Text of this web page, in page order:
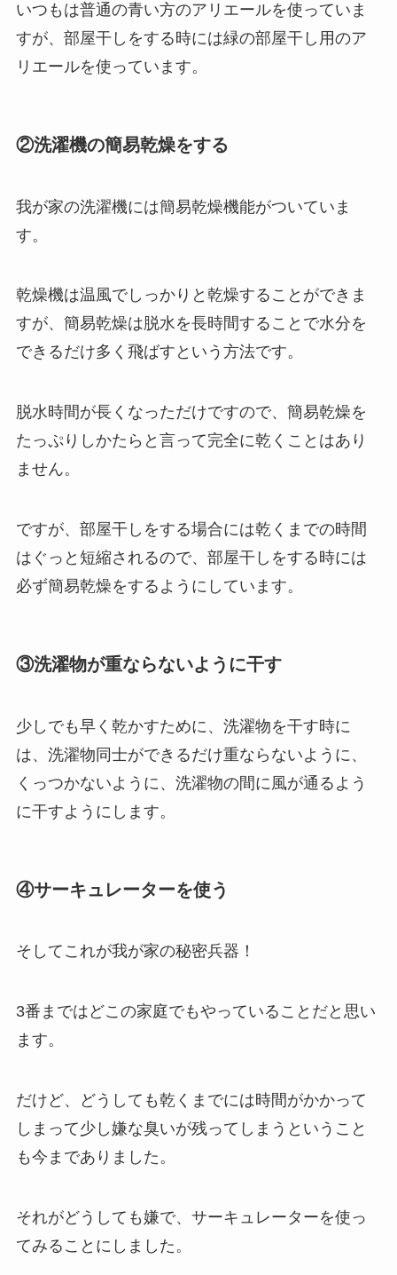
いつもは普通の青い方のアリエールを使っていま
すが、部屋干しをする時には緑の部屋干し用のア
リエールを使っています。
②洗濯機の簡易乾燥をする
我が家の洗濯機には簡易乾燥機能がついていま
す。
乾燥機は温風でしっかりと乾燥することができま
すが、簡易乾燥は脱水を長時間することで水分を
できるだけ多く飛ばすという方法です。
脱水時間が長くなっただけですので、簡易乾燥を
たっぷりしかたらと言って完全に乾くことはあり
ません。
ですが、部屋干しをする場合には乾くまでの時間
はぐっと短縮されるので、部屋干しをする時には
必ず簡易乾燥をするようにしています。
③洗濯物が重ならないように干す
少しでも早く乾かすために、洗濯物を干す時に
は、洗濯物同士ができるだけ重ならないように、
くっつかないように、洗濯物の間に風が通るよう
に干すようにします。
④サーキュレーターを使う
そしてこれが我が家の秘密兵器！
3番まではどこの家庭でもやっていることだと思い
ます。
だけど、どうしても乾くまでには時間がかかって
しまって少し嫌な臭いが残ってしまうということ
も今までありました。
それがどうしても嫌で、サーキュレーターを使っ
てみることにしました。